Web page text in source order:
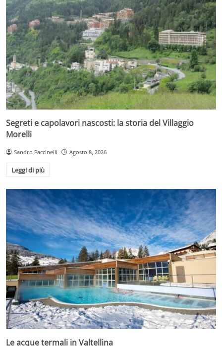
Segreti e capolavori nascosti: la storia del Villaggio
Morelli
Sandro Faccinelli Agosto 8, 2026
Leggi di più
Le acque termali in Valtellina